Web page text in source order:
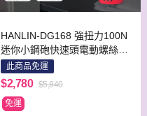
HANLIN-DG168 強扭力100N
迷你小鋼砲快速頭電動螺絲起
子此商品免運
$2,780 $5,840
免運